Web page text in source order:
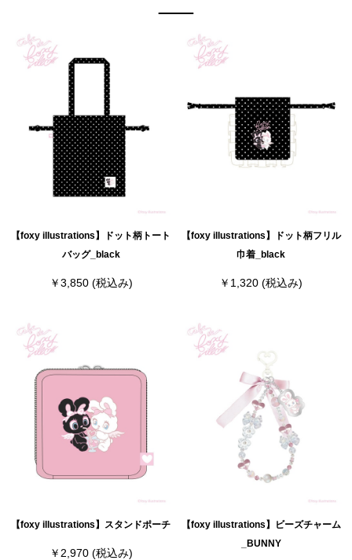
【foxy illustrations】ドット柄トート
バッグ_black
￥3,850 (税込み)
【foxy illustrations】ドット柄フリル
巾着_black
￥1,320(税込み)
【foxy illustrations】スタンドポーチ
￥2,970 (税込み)
【foxy illustrations】ビーズチャーム
_BUNNY